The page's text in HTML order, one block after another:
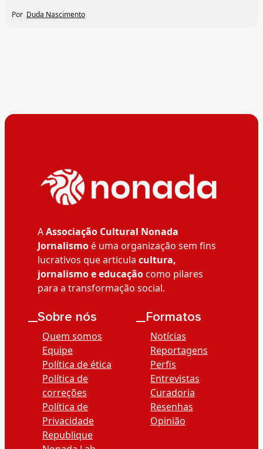
Por Duda Nascimento
AAssociação Cultural Nonada
Jornalismoé uma organização sem fins
lucrativos que articula cultura,
jornalismo e educaçãocomo pilares
para a transformação social.
__Sobre nós
Quem somos
Equipe
Política de ética
Política de
correções
Política de
Privacidade
Republique
__Formatos
Notícias
Reportagens
Perfis
Entrevistas
Curadoria
Resenhas
Opinião